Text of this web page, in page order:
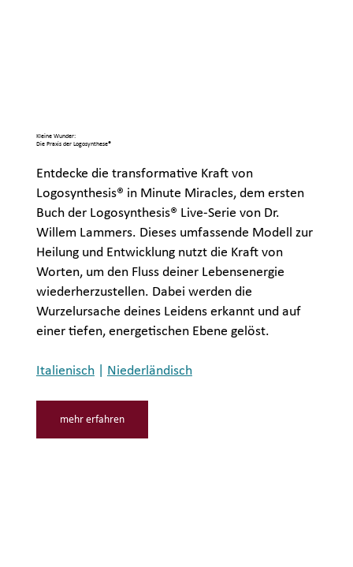
Kleine Wunder:
Die Praxis der Logosynthese®
Entdecke die transformative Kraft von
Logosynthesis® in Minute Miracles, dem ersten
Buch der Logosynthesis® Live-Serie von Dr.
Willem Lammers. Dieses umfassende Modell zur
Heilung und Entwicklung nutzt die Kraft von
Worten, um den Fluss deiner Lebensenergie
wiederherzustellen. Dabei werden die
Wurzelursache deines Leidens erkannt und auf
einer tiefen, energetischen Ebene gelöst.
Italienisch| Niederländisch
mehr erfahren